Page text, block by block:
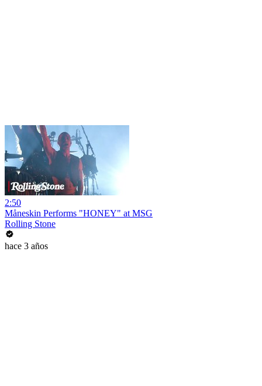
2:50
Måneskin Performs "HONEY" at MSG
Rolling Stone
hace 3 años